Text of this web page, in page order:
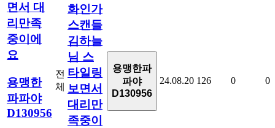
면서 대
리만족
중이에
요
용맹한
파파야
D130956
전
체
화인가
스캔들
김하늘
님 스
타일링
보면서
대리만
족중이
용맹한파
파야
D130956
24.08.20 126 0 0